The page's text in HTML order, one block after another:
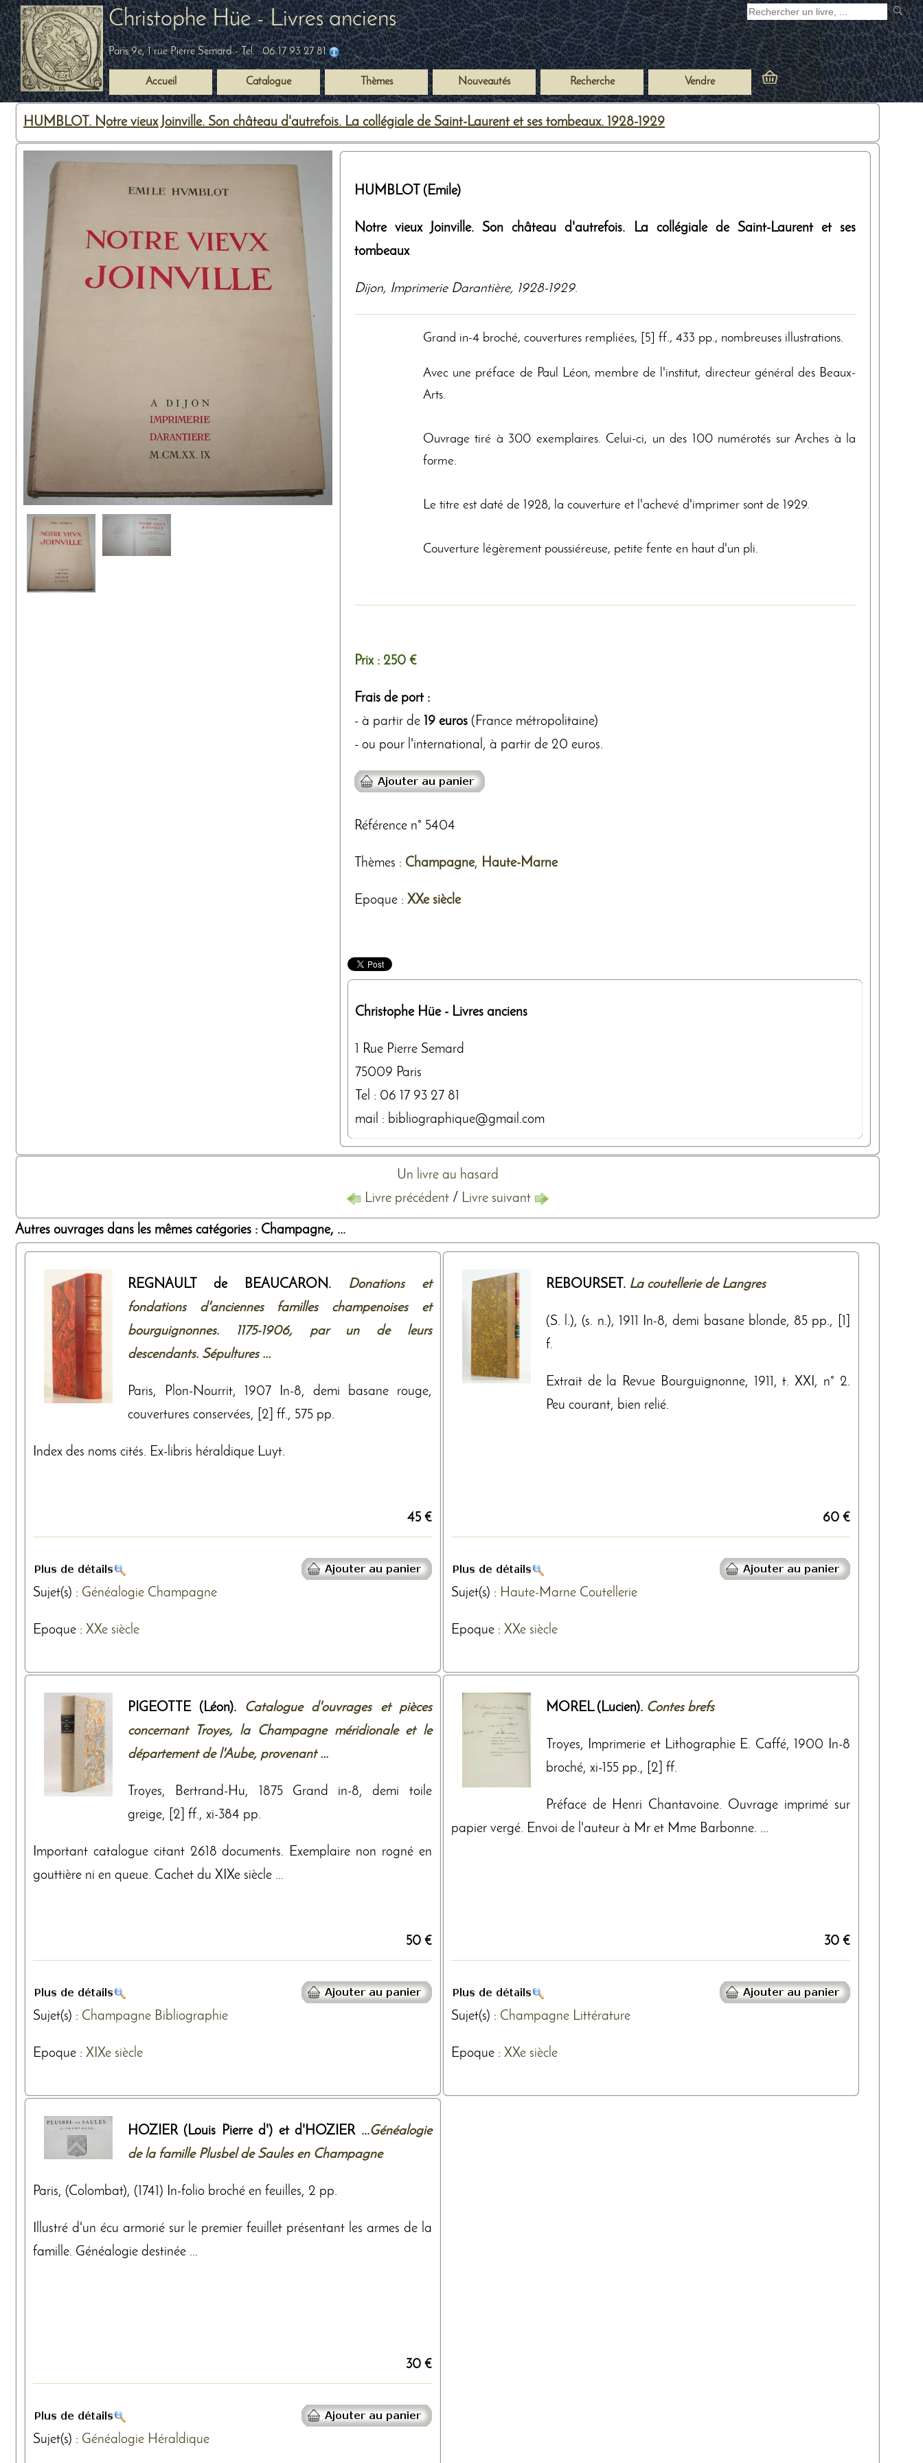
Christophe Hüe - Livres anciens
Paris 9e, 1 rue Pierre Semard- Tel. :06 17 93 27 81
Accueil Catalogue Thèmes Nouveautés Recherche Vendre
HUMBLOT. Notre vieux Joinville. Son château d'autrefois. La collégiale de Saint-Laurent et ses tombeaux. 1928-1929
HUMBLOT (Emile)
Notre vieux Joinville. Son château d'autrefois. La collégiale de Saint-Laurent et ses
tombeaux
Dijon, Imprimerie Darantière, 1928-1929.
Grand in-4 broché, couvertures rempliées, [5] ff., 433 pp., nombreuses illustrations.
Avec une préface de Paul Léon, membre de l'institut, directeur général des Beaux-
Arts.
Ouvrage tiré à 300 exemplaires. Celui-ci, un des 100 numérotés sur Arches à la
forme.
Le titre est daté de 1928, la couverture et l'achevé d'imprimer sont de 1929.
Couverture légèrement poussiéreuse, petite fente en haut d'un pli.
Prix : 250 €
Frais de port :
- à partir de 19 euros (France métropolitaine)
- ou pour l'international, à partir de 20 euros.
Référence n° 5404
Thèmes : Champagne, Haute-Marne
Epoque : XXe siècle
Christophe Hüe- Livres anciens
1 Rue Pierre Semard
75009 Paris
Tel : 06 17 93 27 81
mail : bibliographique@gmail.com
Un livre au hasard
Livre précédent / Livre suivant
Autres ouvrages dans les mêmes catégories : Champagne, ...
REGNAULT de BEAUCARON.
Donations et
fondations d'anciennes familles champenoises et
bourguignonnes. 1175-1906, par un de leurs
descendants. Sépultures ...
Paris, Plon-Nourrit, 1907 In-8, demi basane rouge,
couvertures conservées, [2] ff., 575 pp.
Index des noms cités. Ex-libris héraldique Luyt.
45 €
Sujet(s) : Généalogie Champagne
Epoque : XXe siècle
REBOURSET. La coutellerie de Langres
(S. l.), (s. n.), 1911 In-8, demi basane blonde, 85 pp., [1]
f.
Extrait de la Revue Bourguignonne, 1911, t. XXI, n° 2.
Peu courant, bien relié.
60 €
Sujet(s) : Haute-Marne Coutellerie
Epoque : XXe siècle
PIGEOTTE (Léon). Catalogue d'ouvrages et pièces
concernant Troyes, la Champagne méridionale et le
département de l'Aube, provenant ...
Troyes, Bertrand-Hu, 1875 Grand in-8, demi toile
greige, [2] ff., xi-384 pp.
Important catalogue citant 2618 documents. Exemplaire non rogné en
gouttière ni en queue. Cachet du XIXe siècle ...
50 €
Sujet(s) : Champagne Bibliographie
Epoque : XIXe siècle
MOREL (Lucien). Contes brefs
Troyes, Imprimerie et Lithographie E. Caffé, 1900 In-8
broché, xi-155 pp., [2] ff.
Préface de Henri Chantavoine. Ouvrage imprimé sur
papier vergé. Envoi de l'auteur à Mr et Mme Barbonne. ...
30 €
Sujet(s) : Champagne Littérature
Epoque : XXe siècle
HOZIER (Louis Pierre d') et d'HOZIER ...Généalogie
de la famille Plusbel de Saules en Champagne
Paris, (Colombat), (1741) In-folio broché en feuilles, 2 pp.
Illustré d'un écu armorié sur le premier feuillet présentant les armes de la
famille. Généalogie destinée ...
30 €
Sujet(s) : Généalogie Héraldique